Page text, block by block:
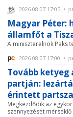
2026.08.07 17:05 •
Magyar Péter:
államfőt a
A miniszterelnök Paks
2026.08.07 17:00 •
Tovább ketyeg
partján:
érintett
Megkezdődik az
szennyezését